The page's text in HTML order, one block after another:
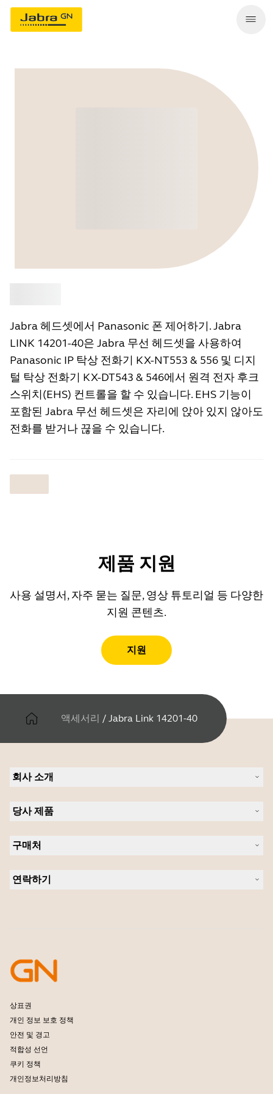
Jabra 헤드셋에서 Panasonic 폰 제어하기. Jabra
LINK 14201-40은 Jabra 무선 헤드셋을 사용하여
Panasonic IP 탁상 전화기 KX-NT553 & 556 및 디지
털 탁상 전화기 KX-DT543 & 546에서 원격 전자 후크
스위치(EHS) 컨트롤을 할 수 있습니다. EHS 기능이
포함된 Jabra 무선 헤드셋은 자리에 앉아 있지 않아도
전화를 받거나 끊을 수 있습니다.
제품 지원
사용 설명서, 자주 묻는 질문, 영상 튜토리얼 등 다양한
지원 콘텐츠.
지원
액세서리 / Jabra Link 14201-40
회사 소개
채용
새 소식 및 보도자료
블로그 읽기
사례 연구
당사 제품
스피커폰
개인용 카메라
소프트웨어
구매처
연락하기
개발자 프로그램
파트너 프로그램
엔터프라이즈 제품 단종 정책
상표권
개인 정보 보호 정책
안전 및 경고
적합성 선언
쿠키 정책
개인정보처리방침